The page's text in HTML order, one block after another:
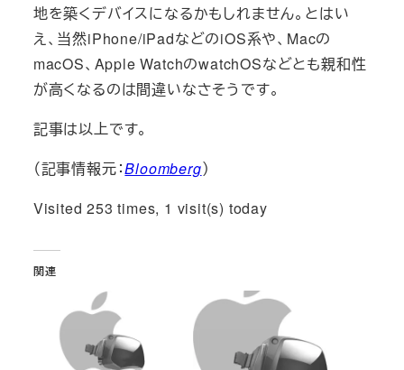
地を築くデバイスになるかもしれません。とはい
え、当然iPhone/iPadなどのiOS系や、Macの
macOS、Apple WatchのwatchOSなどとも親和性
が高くなるのは間違いなさそうです。
記事は以上です。
（記事情報元：Bloomberg）
Visited 253 times, 1 visit(s) today
関連